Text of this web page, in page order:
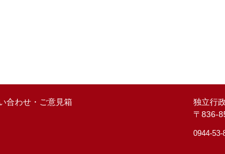
合わせ・ご意見箱
独立行
〒836-
0944-53-